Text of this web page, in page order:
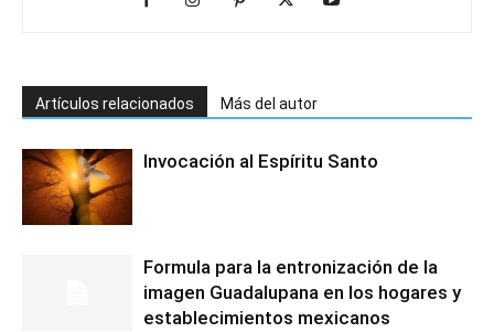
Artículos relacionados Más del autor
Invocación al Espíritu Santo
Formula para la entronización de la
imagen Guadalupana en los hogares y
establecimientos mexicanos